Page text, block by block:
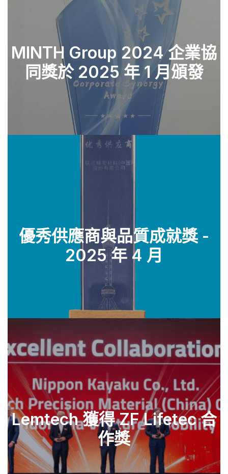
MINTH Group 2024 企業協
同獎於 2025 年 1 月頒發
查看零件
優秀供應商與品質成就獎 -
2025 年 4 月
查看零件
Lemtech 獲得 ZF Lifetec 合
作獎
查看零件